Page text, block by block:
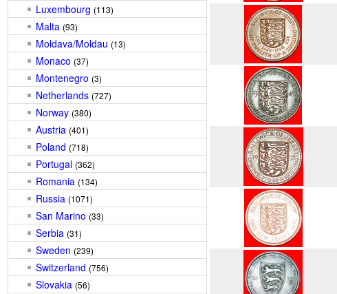
Luxembourg (113)
Malta (93)
Moldava/Moldau (13)
Monaco (37)
Montenegro (3)
Netherlands (727)
Norway (380)
Austria (401)
Poland (718)
Portugal (362)
Romania (134)
Russia (1071)
San Marino (33)
Serbia (31)
Sweden (239)
Switzerland (756)
Slovakia (56)